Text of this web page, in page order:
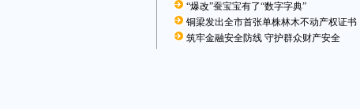
“爆改”蚕宝宝有了“数字字典”
铜梁发出全市首张单株林木不动产权证书
筑牢金融安全防线 守护群众财产安全